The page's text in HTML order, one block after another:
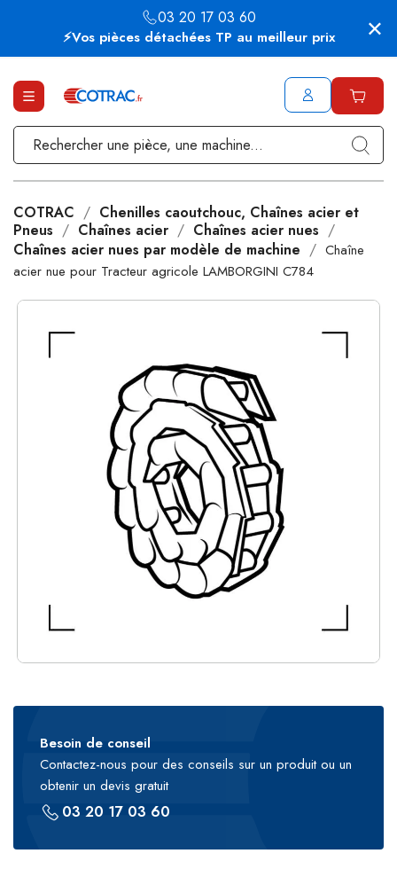
⚡Vos pièces détachées TP au meilleur prix
03 20 17 03 60
COTRAC
Chenilles caoutchouc, Chaînes acier et
Pneus
Chaînes acier
Chaînes acier nues
Chaînes acier nues par modèle de machine
Chaîne
acier nue pour Tracteur agricole LAMBORGINI C784
Besoin de conseil
Contactez-nous pour des conseils sur un produit ou un
obtenir un devis gratuit
03 20 17 03 60